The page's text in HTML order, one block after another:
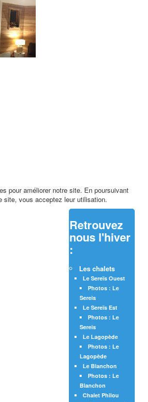
pour améliorer notre site. En poursuivant
site, vous acceptez leur utilisation.
Retrouvez
nous l'hiver
:
Les chalets
Le Sereïs Ouest
Photos : Le
Sereis
Le Sereïs Est
Photos : Le
Sereis
Le Lagopède
Photos : Le
Lagopède
Le Blanchon
Photos : Le
Blanchon
Chalet Philou